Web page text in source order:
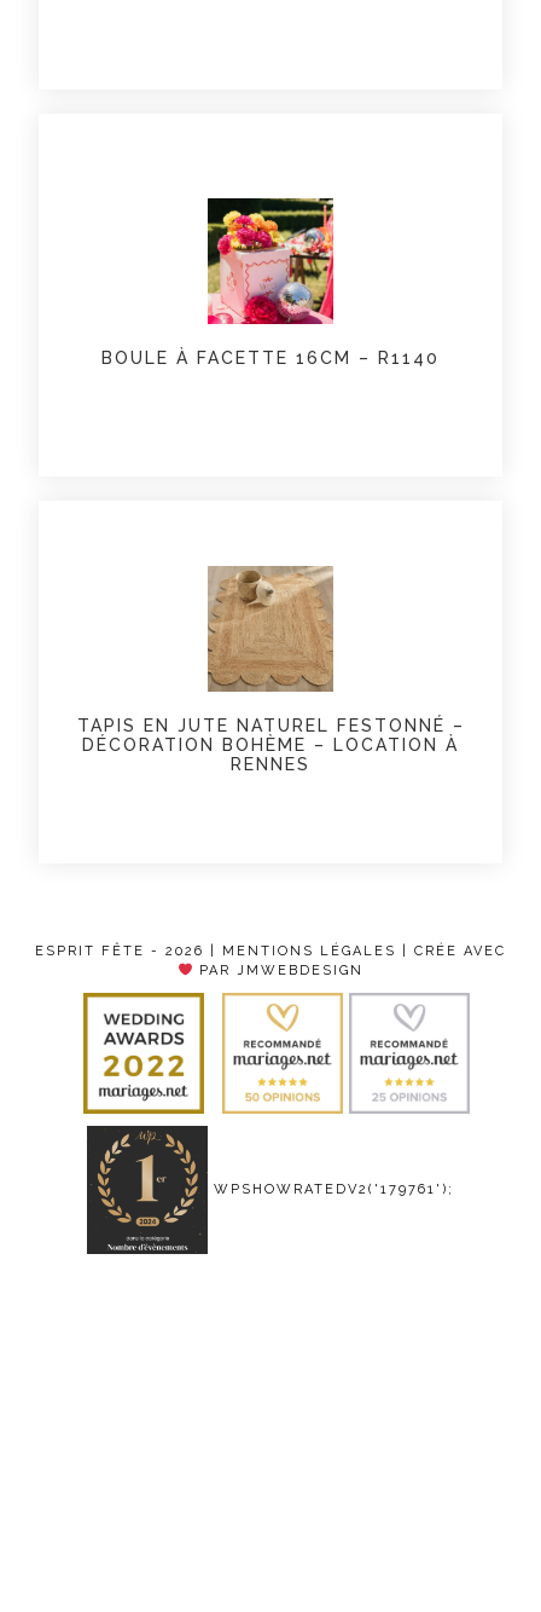
BOULE À FACETTE 16CM – R1140
TAPIS EN JUTE NATUREL FESTONNÉ –
DÉCORATION BOHÈME – LOCATION À
RENNES
ESPRIT FÊTE - 2026 | MENTIONS LÉGALES
| CRÉE AVEC
PAR JMWEBDESIGN
WPSHOWRATEDV2('179761');